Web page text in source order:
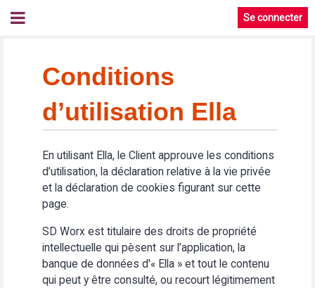
Se connecter
Conditions
d’utilisation Ella
En utilisant Ella, le Client approuve les conditions
d’utilisation, la déclaration relative à la vie privée
et la déclaration de cookies figurant sur cette
page.
SD Worx est titulaire des droits de propriété
intellectuelle qui pèsent sur l’application, la
banque de données d'« Ella » et tout le contenu
qui peut y être consulté, ou recourt légitimement